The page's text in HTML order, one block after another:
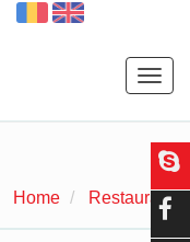
Home Restaurant